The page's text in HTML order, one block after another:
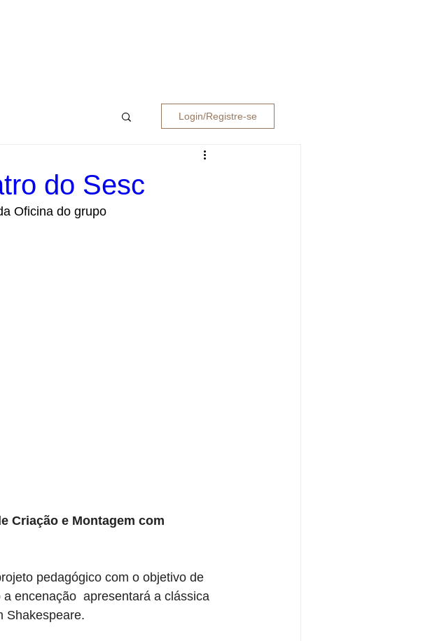
Login/Registre-se
do Sesc
Oficina do grupo
Criação e Montagem com
pedagógico com o objetivo de
encenação  apresentará a clássica
Shakespeare.